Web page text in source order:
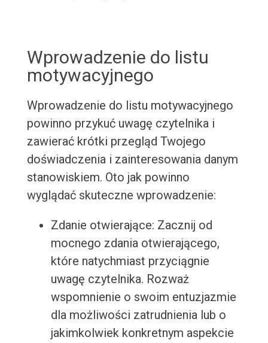
Wprowadzenie do listu
motywacyjnego
Wprowadzenie do listu motywacyjnego
powinno przykuć uwagę czytelnika i
zawierać krótki przegląd Twojego
doświadczenia i zainteresowania danym
stanowiskiem. Oto jak powinno
wyglądać skuteczne wprowadzenie:
Zdanie otwierające: Zacznij od
mocnego zdania otwierającego,
które natychmiast przyciągnie
uwagę czytelnika. Rozważ
wspomnienie o swoim entuzjazmie
dla możliwości zatrudnienia lub o
jakimkolwiek konkretnym aspekcie